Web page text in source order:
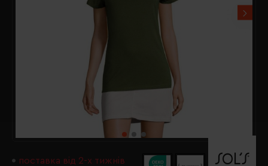
поставка від 2-х тижнів